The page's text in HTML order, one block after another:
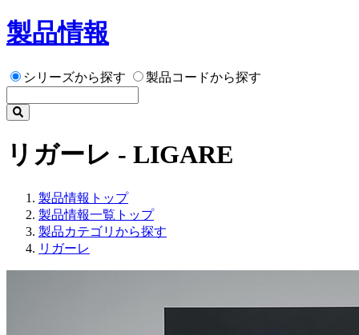
製品情報
シリーズから探す 製品コードから探す
リガーレ - LIGARE
製品情報トップ
製品情報一覧トップ
製品カテゴリから探す
リガーレ